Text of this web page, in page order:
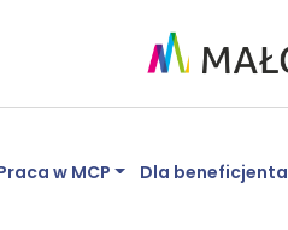
w MCP Dla beneficjenta